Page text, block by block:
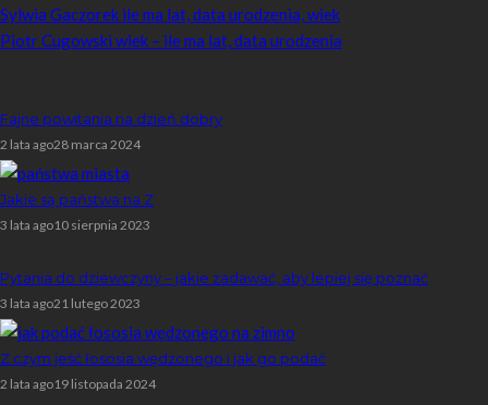
Sylwia Gaczorek ile ma lat, data urodzenia, wiek
Piotr Cugowski wiek – ile ma lat, data urodzenia
Fajne powitania na dzień dobry
2 lata ago28 marca 2024
Jakie są państwa na Z
3 lata ago10 sierpnia 2023
Pytania do dziewczyny – jakie zadawać, aby lepiej się poznać
3 lata ago21 lutego 2023
Z czym jeść łososia wędzonego i jak go podać
2 lata ago19 listopada 2024